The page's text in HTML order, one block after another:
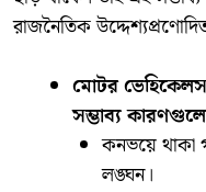
রাজনৈতিক
মোটর
সম্ভাব্য
​কনভয়ে থাকা
লঙ্ঘন।